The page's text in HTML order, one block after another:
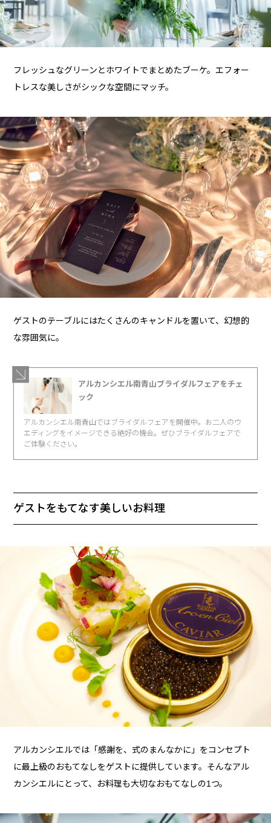
フレッシュなグリーンとホワイトでまとめたブーケ。エフォー
トレスな美しさがシックな空間にマッチ。
ゲストのテーブルにはたくさんのキャンドルを置いて、幻想的
な雰囲気に。
アルカンシエル南青山ブライダルフェアをチェ
ック
アルカンシエル南青山ではブライダルフェアを開催中。お二人のウ
エディングをイメージできる絶好の機会。ぜひブライダルフェアで
ご体験ください。
ゲストをもてなす美しいお料理
アルカンシエルでは「感謝を、式のまんなかに」をコンセプト
に最上級のおもてなしをゲストに提供しています。そんなアル
カンシエルにとって、お料理も大切なおもてなしの1つ。